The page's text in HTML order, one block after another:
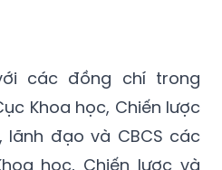
các đồng chí trong
Khoa học, Chiến lược
lãnh đạo và CBCS các
học, Chiến lược và